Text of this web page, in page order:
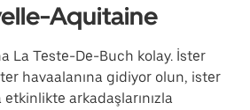
Aquitaine
La Teste-De-Buch kolay. İster
havaalanına gidiyor olun, ister
arkadaşlarınızla